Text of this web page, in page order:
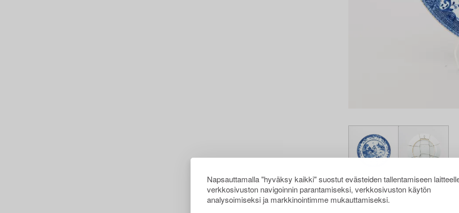
Napsauttamalla "hyväksy kaikki" suostut evästeiden tallentamiseen
verkkosivuston navigoinnin parantamiseksi, verkkosivuston käytön
analysoimiseksi ja markkinointimme mukauttamiseksi.